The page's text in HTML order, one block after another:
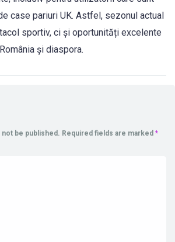
case pariuri UK. Astfel, sezonul actual
sportiv, ci și oportunități excelente
și diaspora.
be published. Required fields are marked *